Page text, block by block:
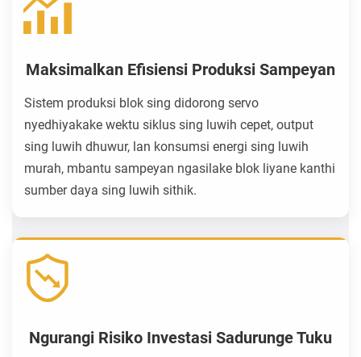
Maksimalkan Efisiensi Produksi Sampeyan
Sistem produksi blok sing didorong servo
nyedhiyakake wektu siklus sing luwih cepet, output
sing luwih dhuwur, lan konsumsi energi sing luwih
murah, mbantu sampeyan ngasilake blok liyane kanthi
sumber daya sing luwih sithik.
Ngurangi Risiko Investasi Sadurunge Tuku